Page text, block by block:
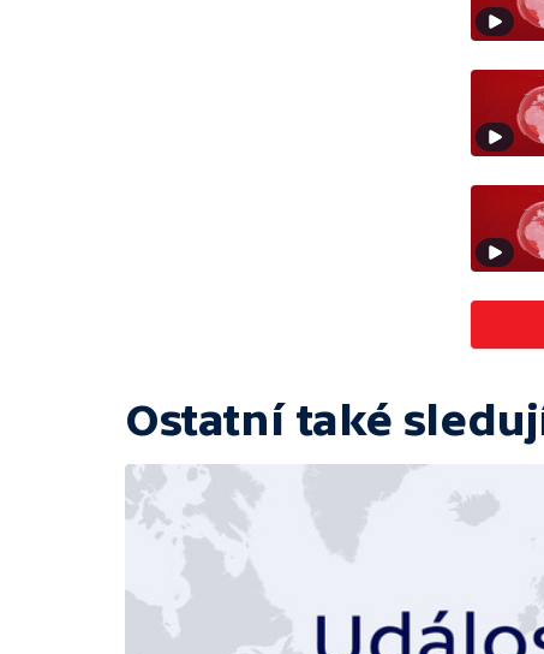
Ostatní také